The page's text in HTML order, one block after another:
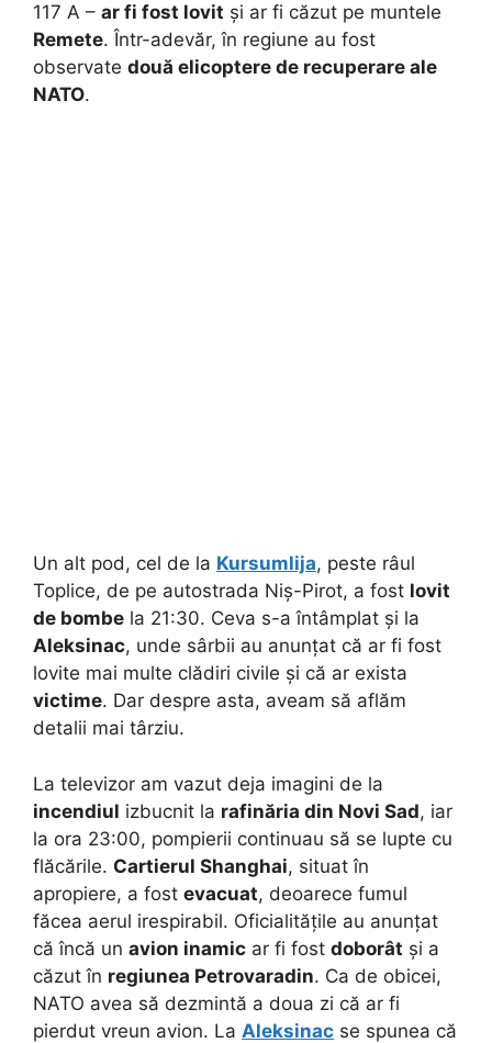
117 A – ar fi fost lovit și ar fi căzut pe muntele
Remete. Într-adevăr, în regiune au fost
observate două elicoptere de recuperare ale
NATO.
Un alt pod, cel de la Kursumlija, peste râul
Toplice, de pe autostrada Niș-Pirot, a fost lovit
de bombe la 21:30. Ceva s-a întâmplat și la
Aleksinac, unde sârbii au anunțat că ar fi fost
lovite mai multe clădiri civile și că ar exista
victime. Dar despre asta, aveam să aflăm
detalii mai târziu.
La televizor am vazut deja imagini de la
incendiul izbucnit la rafinăria din Novi Sad, iar
la ora 23:00, pompierii continuau să se lupte cu
flăcările. Cartierul Shanghai, situat în
apropiere, a fost evacuat, deoarece fumul
făcea aerul irespirabil. Oficialitățile au anunțat
că încă un avion inamic ar fi fost doborât și a
căzut în regiunea Petrovaradin. Ca de obicei,
NATO avea să dezmintă a doua zi că ar fi
pierdut vreun avion. La Aleksinac se spunea că